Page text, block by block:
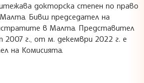
докторска степен по право
Бивш председател на
в Малта. Представител
2007 г., от м. декември 2022 г. е
на Комисията.